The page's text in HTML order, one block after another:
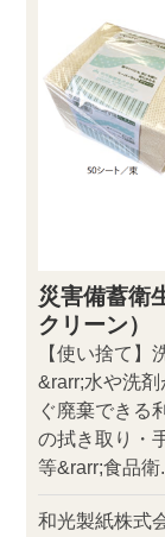
災害備蓄衛
クリーン）
【使い捨て】
&rarr;水や洗
ぐ廃棄できる
の拭き取り・
等&rarr;食品衛
和光製紙株式